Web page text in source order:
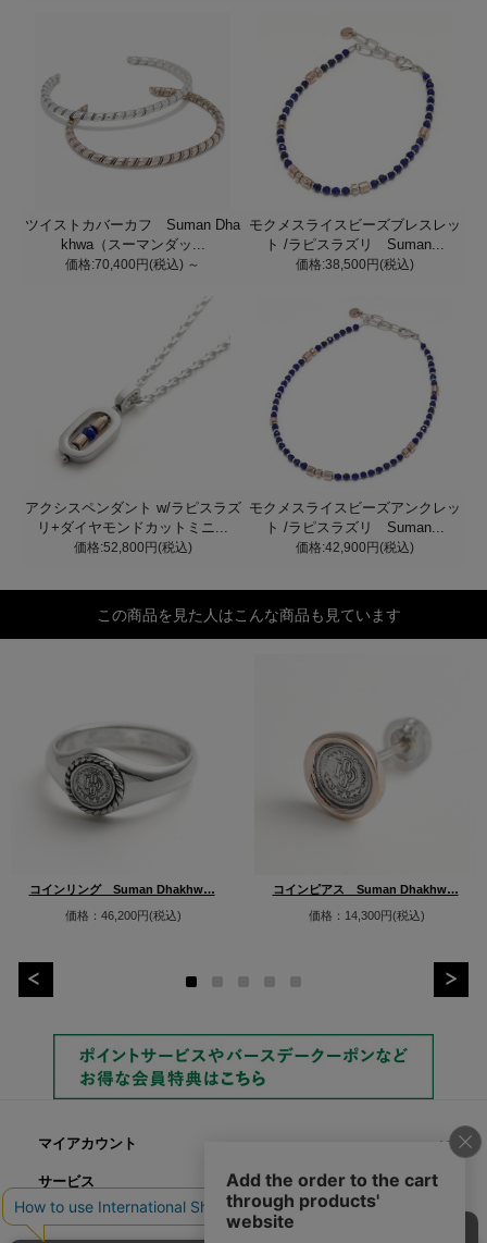
ツイストカバーカフ Suman Dha
khwa（スーマンダッ...
価格:70,400円(税込) ～
モクメスライスビーズブレスレッ
ト /ラピスラズリ Suman...
価格:38,500円(税込)
アクシスペンダント w/ラピスラズ
リ+ダイヤモンドカットミニ...
価格:52,800円(税込)
モクメスライスビーズアンクレッ
ト /ラピスラズリ Suman...
価格:42,900円(税込)
この商品を見た人はこんな商品も見ています
コインリング Suman Dhakhw…
価格：46,200円(税込)
コインピアス Suman Dhakhw…
価格：14,300円(税込)
マイアカウント
サービス